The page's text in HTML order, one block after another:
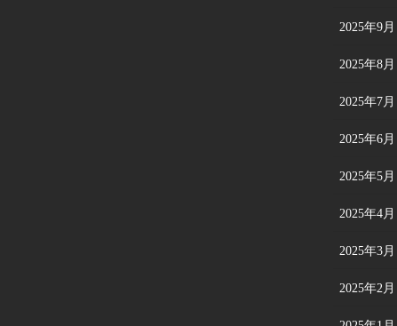
2025年9月
2025年8月
2025年7月
2025年6月
2025年5月
2025年4月
2025年3月
2025年2月